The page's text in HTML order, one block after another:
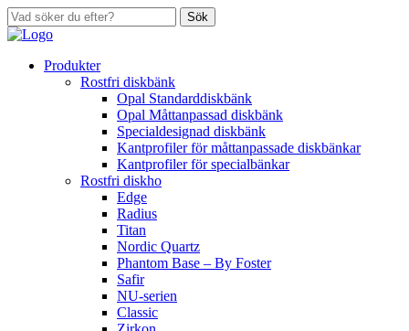
Sök
Produkter
Rostfri diskbänk
Opal Standarddiskbänk
Opal Måttanpassad diskbänk
Specialdesignad diskbänk
Kantprofiler för måttanpassade diskbänkar
Kantprofiler för specialbänkar
Rostfri diskho
Edge
Radius
Titan
Nordic Quartz
Phantom Base – By Foster
Safir
NU-serien
Classic